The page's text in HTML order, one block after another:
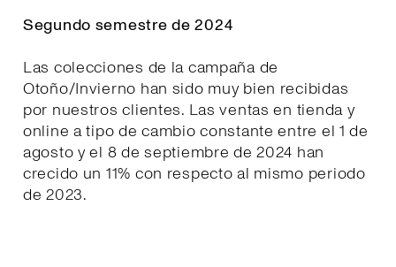
Segundo semestre de 2024
Las colecciones de la campaña de
Otoño/Invierno han sido muy bien recibidas
por nuestros clientes. Las ventas en tienda y
online a tipo de cambio constante entre el 1 de
agosto y el 8 de septiembre de 2024 han
crecido un 11% con respecto al mismo periodo
de 2023.